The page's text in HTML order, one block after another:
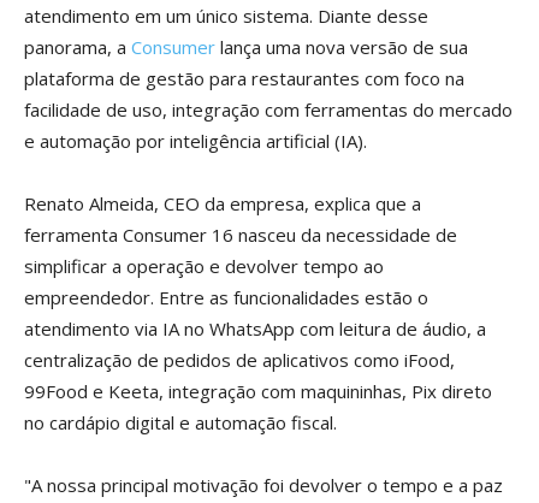
atendimento em um único sistema. Diante desse
panorama, a Consumer lança uma nova versão de sua
plataforma de gestão para restaurantes com foco na
facilidade de uso, integração com ferramentas do mercado
e automação por inteligência artificial (IA).
Renato Almeida, CEO da empresa, explica que a
ferramenta Consumer 16 nasceu da necessidade de
simplificar a operação e devolver tempo ao
empreendedor. Entre as funcionalidades estão o
atendimento via IA no WhatsApp com leitura de áudio, a
centralização de pedidos de aplicativos como iFood,
99Food e Keeta, integração com maquininhas, Pix direto
no cardápio digital e automação fiscal.
"A nossa principal motivação foi devolver o tempo e a paz